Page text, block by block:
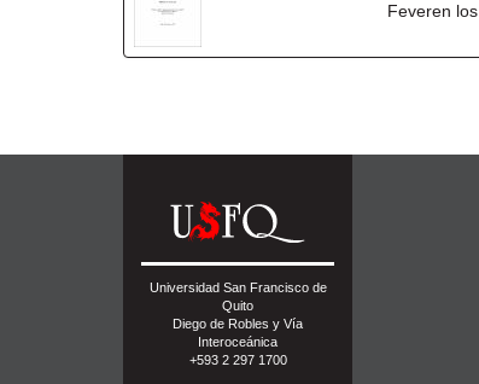
Feveren
Universidad San Francisco de
Quito
Diego de Robles y Vía
Interoceánica
+593 2 297 1700